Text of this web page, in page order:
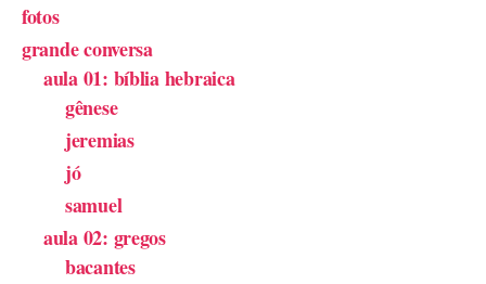
fotos
grande conversa
aula 01: bíblia hebraica
gênese
jeremias
jó
samuel
aula 02: gregos
bacantes